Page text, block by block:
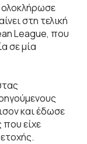
στη τελική
League, που
σε μία
και έδωσε
που είχε